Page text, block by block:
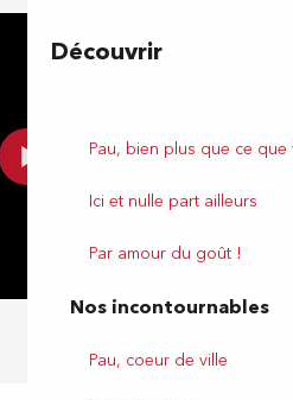
Découvrir
Pau, bien plus que ce
Ici et nulle part ailleurs
Par amour du goût !
Nos incontournables
Pau, coeur de ville